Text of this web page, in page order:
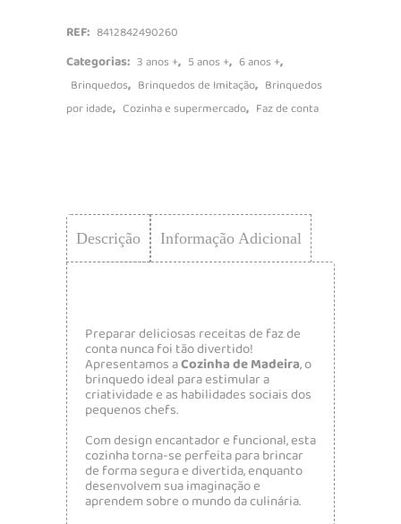
REF: 8412842490260
Categorias: 3 anos +, 5 anos +, 6 anos +,
Brinquedos, Brinquedos de Imitação, Brinquedos
por idade, Cozinha e supermercado, Faz de conta
Descrição Informação Adicional
Preparar deliciosas receitas de faz de
conta nunca foi tão divertido!
Apresentamos aCozinha de Madeira, o
brinquedo ideal para estimular a
criatividade e as habilidades sociais dos
pequenos chefs.
Com design encantador e funcional, esta
cozinha torna-se perfeita para brincar
de forma segura e divertida, enquanto
desenvolvem sua imaginação e
aprendem sobre o mundo da culinária.